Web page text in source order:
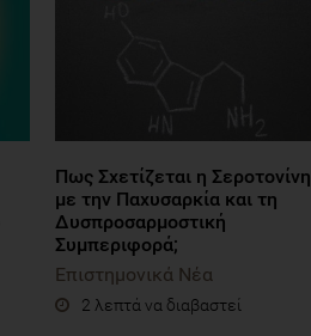
Πως Σχετίζεται η Σεροτονίνη
με την Παχυσαρκία και τη
Δυσπροσαρμοστική
Συμπεριφορά;
Επιστημονικά Νέα
2 λεπτά να διαβαστεί